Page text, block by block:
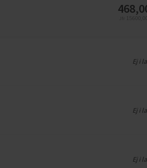
Ej i
Ej i
Ej i